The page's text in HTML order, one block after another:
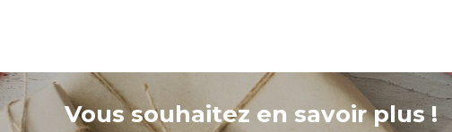
Vous souhaitez en savoir plus !